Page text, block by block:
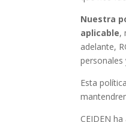
Nuestra
aplicable,
adelante,
personales
Esta
CEIDEN